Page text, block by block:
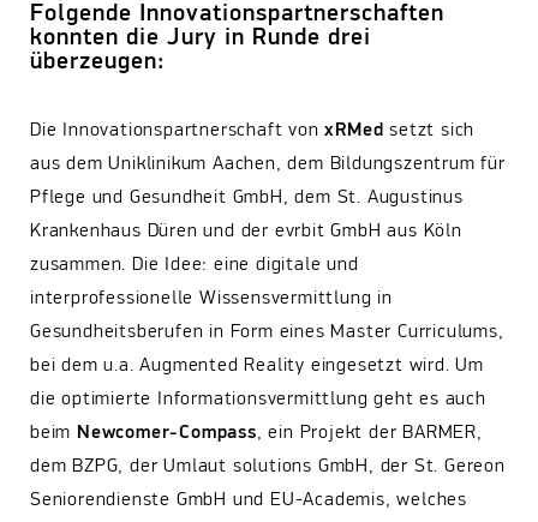
Folgende Innovationspartnerschaften
konnten die Jury in Runde drei
überzeugen:
Die Innovationspartnerschaft vonxRMed setzt sich
aus dem Uniklinikum Aachen, dem Bildungszentrum für
Pflege und Gesundheit GmbH, dem St. Augustinus
Krankenhaus Düren und der evrbit GmbH aus Köln
zusammen. Die Idee: eine digitale und
interprofessionelle Wissensvermittlung in
Gesundheitsberufen in Form eines Master Curriculums,
bei dem u.a. Augmented Reality eingesetzt wird. Um
die optimierte Informationsvermittlung geht es auch
beim Newcomer-Compass, ein Projekt der BARMER,
dem BZPG, der Umlaut solutions GmbH, der St. Gereon
Seniorendienste GmbH und EU-Academis, welches